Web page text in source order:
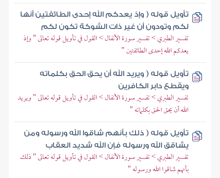
تأويل قوله ( وإذ يعدكم الله إحدى الطائفتين أنها
لكم وتودون أن غير ذات الشوكة تكون لكم
تفسير الطبري > تفسير سورة الأنفال > القول في تأويل قوله تعالى " وإذ
يعدكم الله إحدى الطائفتين "
تأويل قوله ( ويريد الله أن يحق الحق بكلماته
ويقطع دابر الكافرين
تفسير الطبري > تفسير سورة الأنفال > القول في تأويل قوله تعالى " ويريد
الله أن يحق الحق بكلماته "
تأويل قوله ( ذلك بأنهم شاقوا الله ورسوله ومن
يشاقق الله ورسوله فإن الله شديد العقاب
تفسير الطبري > تفسير سورة الأنفال > القول في تأويل قوله تعالى " ذلك
بأنهم شاقوا الله ورسوله "